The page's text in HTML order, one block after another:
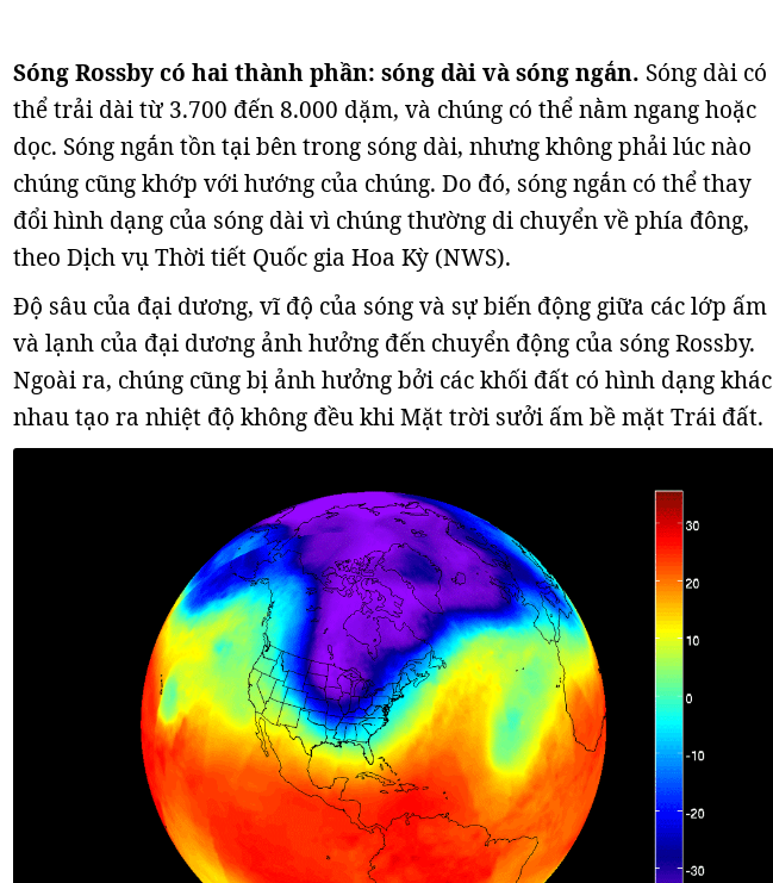
Sóng Rossby có hai thành phần: sóng dài và sóng ngắn. Sóng dài có
thể trải dài từ 3.700 đến 8.000 dặm, và chúng có thể nằm ngang hoặc
dọc. Sóng ngắn tồn tại bên trong sóng dài, nhưng không phải lúc nào
chúng cũng khớp với hướng của chúng. Do đó, sóng ngắn có thể thay
đổi hình dạng của sóng dài vì chúng thường di chuyển về phía đông,
theo Dịch vụ Thời tiết Quốc gia Hoa Kỳ (NWS).
Độ sâu của đại dương, vĩ độ của sóng và sự biến động giữa các lớp ấm
và lạnh của đại dương ảnh hưởng đến chuyển động của sóng Rossby.
Ngoài ra, chúng cũng bị ảnh hưởng bởi các khối đất có hình dạng khác
nhau tạo ra nhiệt độ không đều khi Mặt trời sưởi ấm bề mặt Trái đất.